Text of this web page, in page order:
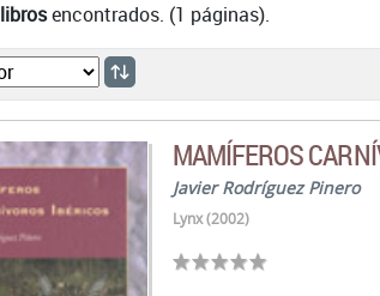
librosencontrados. (1 páginas).
MAMÍFEROS
Javier Rodríguez Pinero
Lynx (2002)